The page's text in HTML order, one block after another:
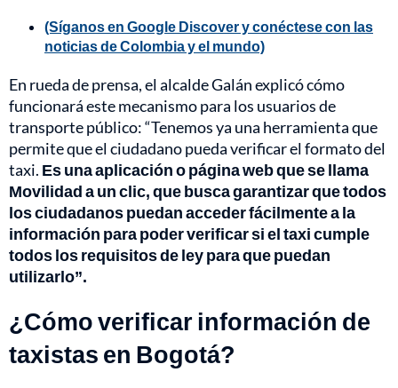
(Síganos en Google Discover y conéctese con las
noticias de Colombia y el mundo)
En rueda de prensa, el alcalde Galán explicó cómo
funcionará este mecanismo para los usuarios de
transporte público: “Tenemos ya una herramienta que
permite que el ciudadano pueda verificar el formato del
taxi. Es una aplicación o página web que se llama
Movilidad a un clic, que busca garantizar que todos
los ciudadanos puedan acceder fácilmente a la
información para poder verificar si el taxi cumple
todos los requisitos de ley para que puedan
utilizarlo”.
¿Cómo verificar información de
taxistas en Bogotá?